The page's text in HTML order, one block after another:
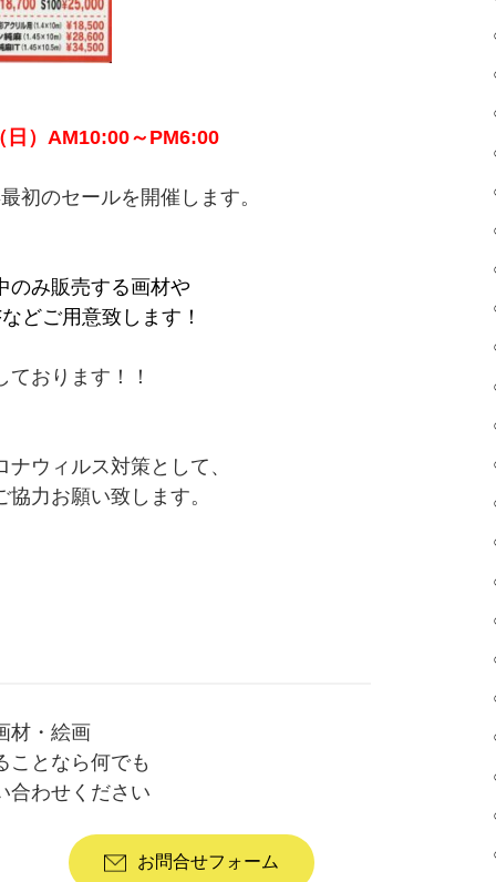
日）AM10:00～PM6:00
初のセールを開催します。
のみ販売する画材や
どご用意致します！
ております！！
ウィルス対策として、
力お願い致します。
材・絵画
ことなら何でも
合わせください
お問合せフォーム